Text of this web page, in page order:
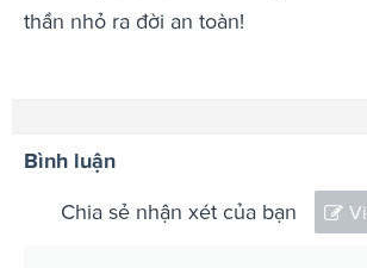
thần nhỏ ra đời an toàn!
Bình luận
Chia sẻ nhận xét của bạn